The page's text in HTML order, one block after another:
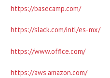
https://basecamp.com/
https://slack.com/intl/es-mx/
https://www.office.com/
https://aws.amazon.com/